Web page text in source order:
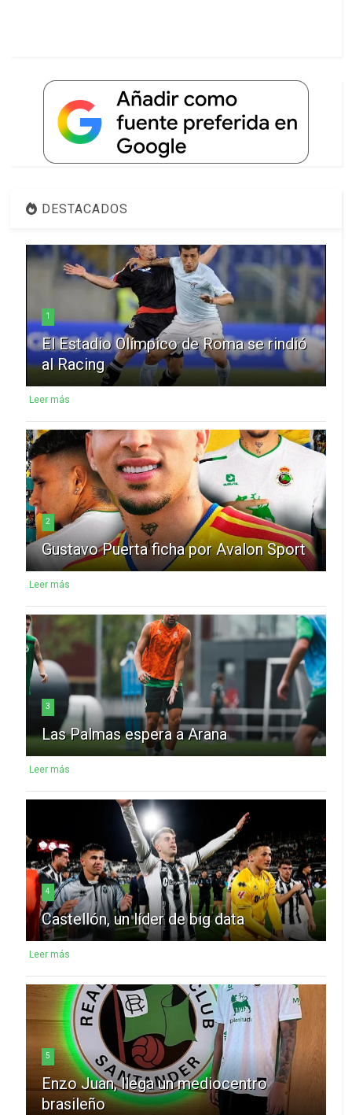
DESTACADOS
1
El Estadio Olímpico de Roma se rindió
al Racing
Leer más
2
Gustavo Puerta ficha por Avalon Sport
Leer más
3
Las Palmas espera a Arana
Leer más
4
Castellón, un líder de big data
Leer más
5
Enzo Juan, llega un mediocentro
brasileño